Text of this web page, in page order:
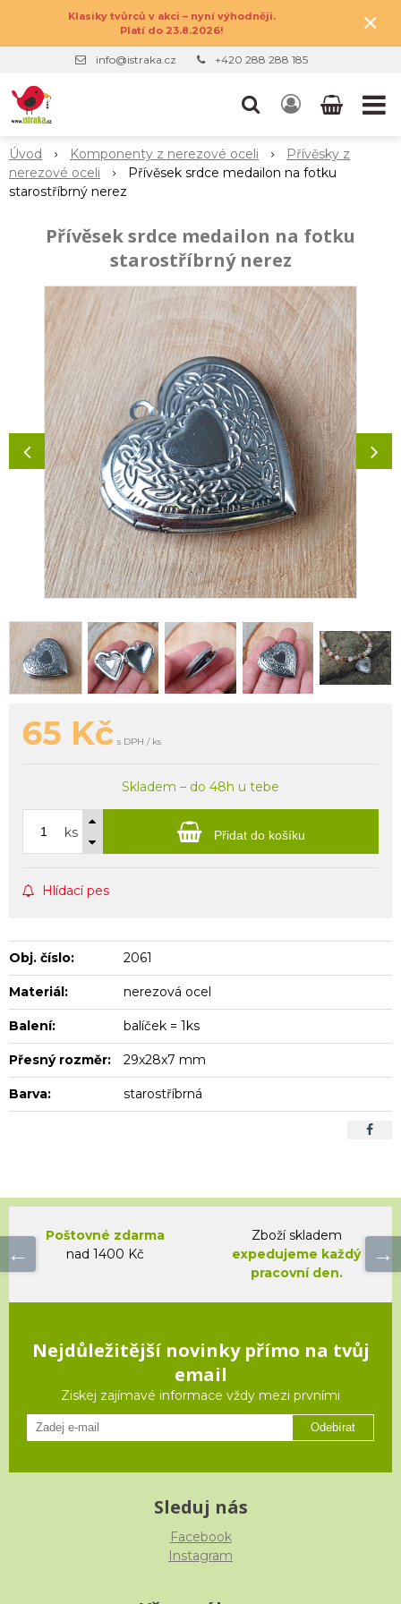
Klasiky tvůrců v akci – nyní výhodněji.
Platí do 23.8.2026!
×
info@istraka.cz +420 288 288 185
Úvod Komponenty z nerezové oceli
Přívěsky z
nerezové oceli
Přívěsek srdce medailon na fotku
starostříbrný nerez
Přívěsek srdce medailon na fotku
starostříbrný nerez
65 Kč s DPH / ks
Skladem – do 48h u tebe
ks Přidat do košíku
Hlídací pes
Obj. číslo: 2061
Materiál: nerezová ocel
Balení: balíček = 1ks
Přesný rozměr: 29x28x7 mm
Barva: starostříbrná
Poštovné zdarma
nad 1400 Kč
Zboží skladem
expedujeme každý
pracovní den.
Nejdůležitější novinky přímo na tvůj
email
Ziskej zajímavé informace vždy mezi prvními
Odebírat
Sleduj nás
Facebook
Instagram